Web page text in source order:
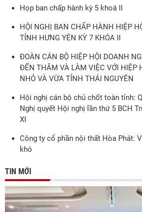
Họp ban chấp hành kỳ 5 khoá II
HỘI NGHỊ BAN CHẤP HÀNH HIỆP
TỈNH HƯNG YÊN KỲ 7 KHÓA II
ĐOÀN CÁN BỘ HIỆP HỘI DOANH
ĐẾN THĂM VÀ LÀM VIỆC VỚI HIỆP
NHỎ VÀ VỪA TỈNH THÁI NGUYÊN
Hội nghị cán bộ chủ chốt toàn tỉnh:
Nghị quyết Hội nghị lần thứ 5 BCH
XI
Công ty cổ phần nội thất Hòa Phát:
khó
TIN MỚI